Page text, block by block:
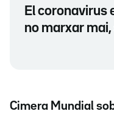
El coronavirus
no marxar
Cimera Mundial